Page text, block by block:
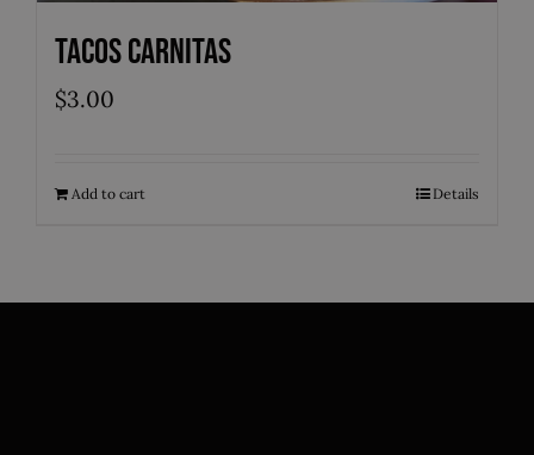
Tacos Carnitas
$3.00
Add to cart Details